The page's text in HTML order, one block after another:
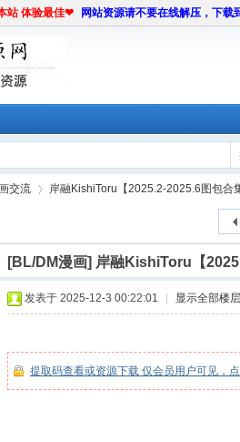
站 体验最佳❤ 网站资源请不要在线解压，下载
交流
›
岸融KishiToru【2025.2-2025.6图包合
[BL/DM漫画] 岸融KishiToru【
发表于 2025-12-3 00:22:01 显示全部楼层
提取码查看或资源下载 仅会员用户可见，